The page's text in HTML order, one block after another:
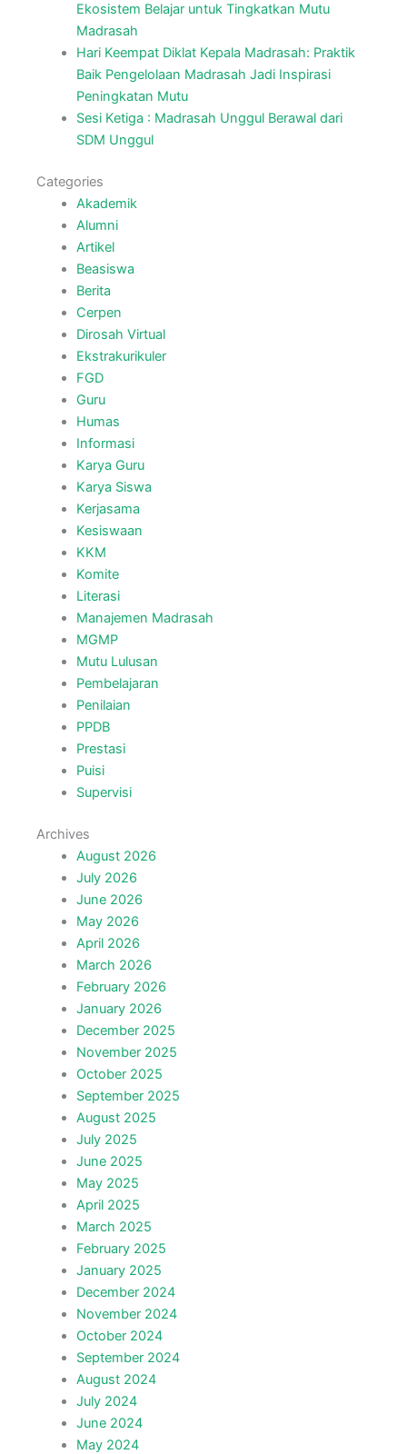
Ekosistem Belajar untuk Tingkatkan Mutu
Madrasah
Hari Keempat Diklat Kepala Madrasah: Praktik
Baik Pengelolaan Madrasah Jadi Inspirasi
Peningkatan Mutu
Sesi Ketiga : Madrasah Unggul Berawal dari
SDM Unggul
Categories
Akademik
Alumni
Artikel
Beasiswa
Berita
Cerpen
Dirosah Virtual
Ekstrakurikuler
FGD
Guru
Humas
Informasi
Karya Guru
Karya Siswa
Kerjasama
Kesiswaan
KKM
Komite
Literasi
Manajemen Madrasah
MGMP
Mutu Lulusan
Pembelajaran
Penilaian
PPDB
Prestasi
Puisi
Supervisi
Archives
August 2026
July 2026
June 2026
May 2026
April 2026
March 2026
February 2026
January 2026
December 2025
November 2025
October 2025
September 2025
August 2025
July 2025
June 2025
May 2025
April 2025
March 2025
February 2025
January 2025
December 2024
November 2024
October 2024
September 2024
August 2024
July 2024
June 2024
May 2024